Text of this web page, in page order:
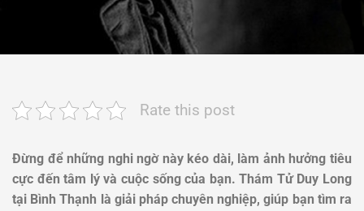
Rate this post
Đừng để những nghi ngờ này kéo dài, làm ảnh hưởng tiêu
cực đến tâm lý và cuộc sống của bạn. Thám Tử Duy Long
tại Bình Thạnh là giải pháp chuyên nghiệp, giúp bạn tìm ra